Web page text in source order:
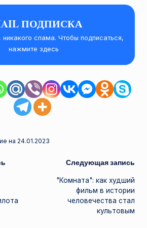
ПОДПИСКА
никакого спама. Чтобы подписаться,
нажмите здесь
на 24.01.2023
Следующая запись
"Комната": как худший
фильм в истории
человечества стал
культовым